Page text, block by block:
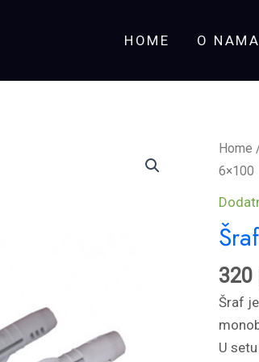
HOME O NAMA
Home
6×100
320
Šraf
U
Šraf
za
wc
inox